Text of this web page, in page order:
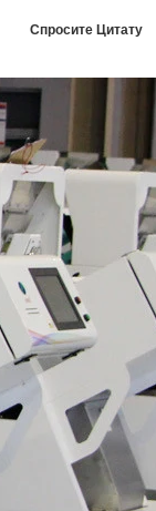
Спросите Цитату